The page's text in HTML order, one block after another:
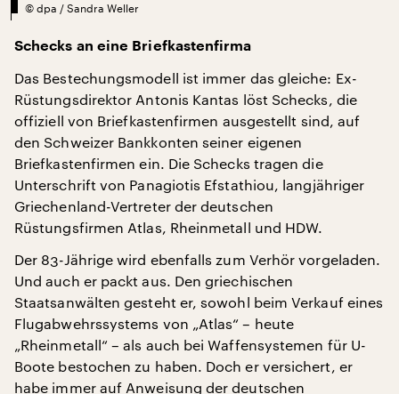
© dpa / Sandra Weller
Schecks an eine Briefkastenfirma
Das Bestechungsmodell ist immer das gleiche: Ex-
Rüstungsdirektor Antonis Kantas löst Schecks, die
offiziell von Briefkastenfirmen ausgestellt sind, auf
den Schweizer Bankkonten seiner eigenen
Briefkastenfirmen ein. Die Schecks tragen die
Unterschrift von Panagiotis Efstathiou, langjähriger
Griechenland-Vertreter der deutschen
Rüstungsfirmen Atlas, Rheinmetall und HDW.
Der 83-Jährige wird ebenfalls zum Verhör vorgeladen.
Und auch er packt aus. Den griechischen
Staatsanwälten gesteht er, sowohl beim Verkauf eines
Flugabwehrssystems von „Atlas“ – heute
„Rheinmetall“ – als auch bei Waffensystemen für U-
Boote bestochen zu haben. Doch er versichert, er
habe immer auf Anweisung der deutschen